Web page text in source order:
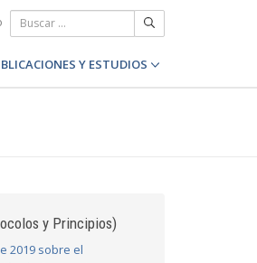
Y ESTUDIOS
y Principios)
2019 sobre el